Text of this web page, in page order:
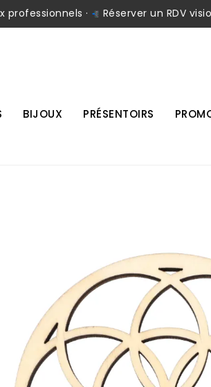
professionnels · Réserver un RDV visio
BIJOUX PRÉSENTOIRS